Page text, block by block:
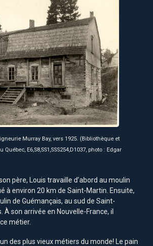
Murray Bay, vers 1925. (Bibliothèque et
E6,S8,SS1,SSS254,D1037, photo : Edgar
père, Louis travaille d’abord au moulin
à environ 20 km de Saint-Martin. Ensuite,
de Guémançais, au sud de Saint-
À son arrivée en Nouvelle-France, il
métier.
des plus vieux métiers du monde! Le pain